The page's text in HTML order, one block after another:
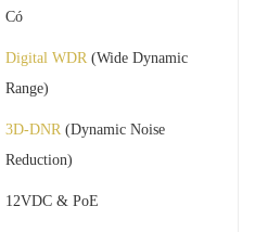
Có
Digital WDR (Wide Dynamic
Range)
3D-DNR (Dynamic Noise
Reduction)
12VDC & PoE